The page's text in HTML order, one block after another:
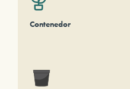
Contenedor